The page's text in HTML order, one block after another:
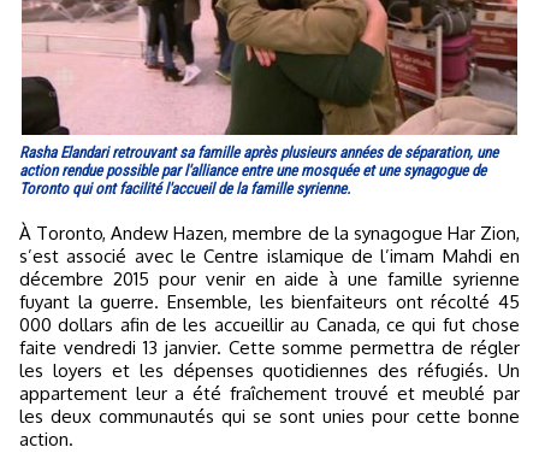
Rasha Elandari retrouvant sa famille après plusieurs années de séparation, une
action rendue possible par l'alliance entre une mosquée et une synagogue de
Toronto qui ont facilité l'accueil de la famille syrienne.
À Toronto, Andew Hazen, membre de la synagogue Har Zion,
s’est associé avec le Centre islamique de l’imam Mahdi en
décembre 2015 pour venir en aide à une famille syrienne
fuyant la guerre. Ensemble, les bienfaiteurs ont récolté 45
000 dollars afin de les accueillir au Canada, ce qui fut chose
faite vendredi 13 janvier. Cette somme permettra de régler
les loyers et les dépenses quotidiennes des réfugiés. Un
appartement leur a été fraîchement trouvé et meublé par
les deux communautés qui se sont unies pour cette bonne
action.